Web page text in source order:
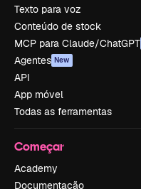
Texto para voz
Conteúdo de stock
MCP para Claude/ChatGPT
Agentes New
API
App móvel
Todas as ferramentas
Começar
Academy
Documentação